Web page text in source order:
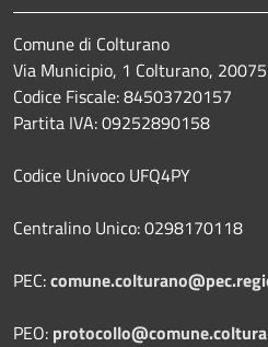
Comune di Colturano
Via Municipio, 1 Colturano,
Codice Fiscale: 84503720157
Partita IVA: 09252890158
Codice Univoco UFQ4PY
Centralino Unico: 0298170118
PEC:
PEO: